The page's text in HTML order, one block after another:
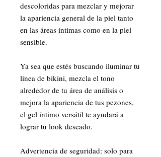
descoloridas para mezclar y mejorar
la apariencia general de la piel tanto
en las áreas íntimas como en la piel
sensible.
Ya sea que estés buscando iluminar tu
línea de bikini, mezcla el tono
alrededor de tu área de análisis o
mejora la apariencia de tus pezones,
el gel íntimo versátil te ayudará a
lograr tu look deseado.
Advertencia de seguridad: solo para